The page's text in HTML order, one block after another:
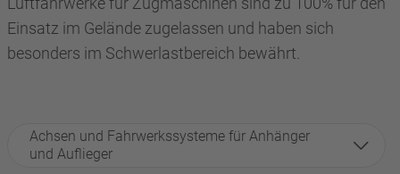
Einsatz im Gelände zugelassen und haben sich
besonders im Schwerlastbereich bewährt.
Achsen und Fahrwerkssysteme für Anhänger
und Auflieger